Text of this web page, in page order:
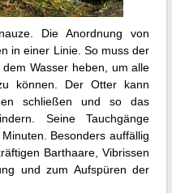
Die Anordnung von
in einer Linie. So muss der
Wasser heben, um alle
können. Der Otter kann
schließen und so das
Seine Tauchgänge
Besonders auffällig
Barthaare, Vibrissen
und zum Aufspüren der